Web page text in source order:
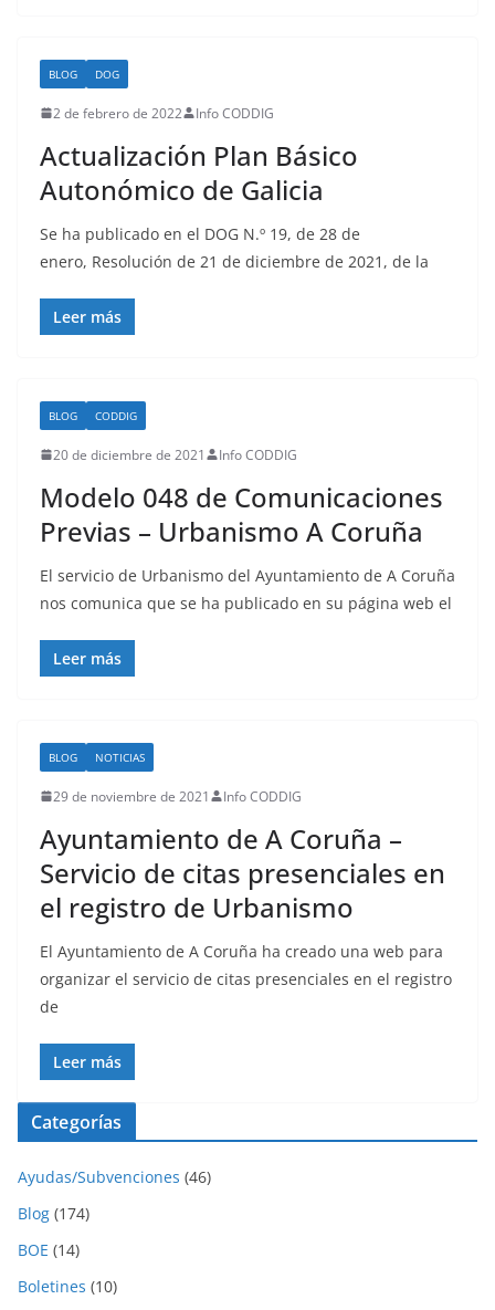
BLOG DOG
2 de febrero de 2022 Info CODDIG
Actualización Plan Básico
Autonómico de Galicia
Se ha publicado en el DOG N.º 19, de 28 de
enero, Resolución de 21 de diciembre de 2021, de la
Leer más
BLOG CODDIG
20 de diciembre de 2021 Info CODDIG
Modelo 048 de Comunicaciones
Previas – Urbanismo A Coruña
El servicio de Urbanismo del Ayuntamiento de A Coruña
nos comunica que se ha publicado en su página web el
Leer más
BLOG NOTICIAS
29 de noviembre de 2021 Info CODDIG
Ayuntamiento de A Coruña –
Servicio de citas presenciales en
el registro de Urbanismo
El Ayuntamiento de A Coruña ha creado una web para
organizar el servicio de citas presenciales en el registro
de
Leer más
Categorías
Ayudas/Subvenciones (46)
Blog (174)
BOE (14)
Boletines (10)